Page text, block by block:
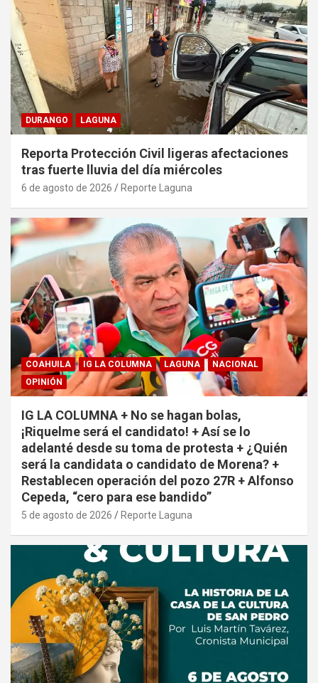
DURANGO LAGUNA
Reporta Protección Civil ligeras afectaciones
tras fuerte lluvia del día miércoles
6 de agosto de 2026 Reporte Laguna
COAHUILA IG LA COLUMNA LAGUNA
NACIONAL
OPINIÓN
IG LA COLUMNA + No se hagan bolas,
¡Riquelme será el candidato! + Así se lo
adelanté desde su toma de protesta + ¿Quién
será la candidata o candidato de Morena? +
Restablecen operación del pozo 27R + Alfonso
Cepeda, “cero para ese bandido”
5 de agosto de 2026 Reporte Laguna